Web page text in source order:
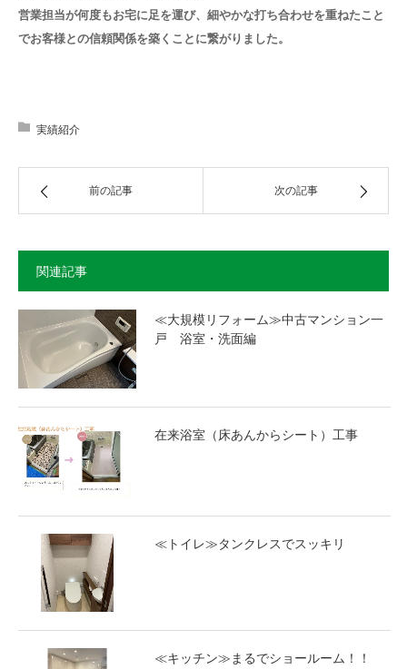
営業担当が何度もお宅に足を運び、細やかな打ち合わせを重ねたこと
でお客様との信頼関係を築くことに繋がりました。
実績紹介
前の記事 次の記事
関連記事
≪大規模リフォーム≫中古マンション一
戸 浴室・洗面編
在来浴室（床あんからシート）工事
≪トイレ≫タンクレスでスッキリ
≪キッチン≫まるでショールーム！！